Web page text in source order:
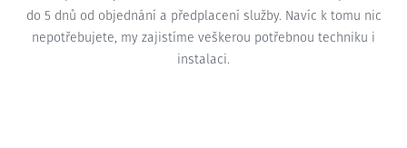
do 5 dnů od objednání a předplacení služby. Navíc k tomu nic
nepotřebujete, my zajistíme veškerou potřebnou techniku i
instalaci.